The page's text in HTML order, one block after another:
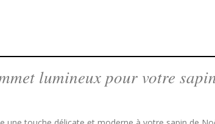
lumineux pour votre